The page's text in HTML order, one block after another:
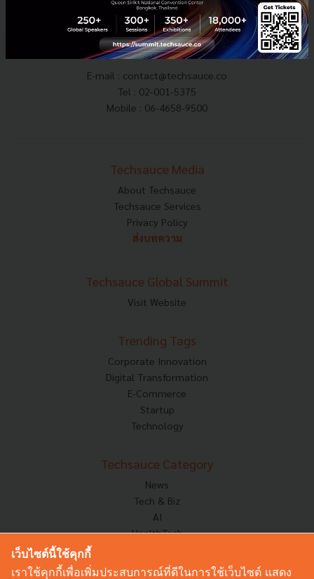
E-mail : contact@techsauce.co
Tel : 02-001-5375
Mobile : 06-4658-9500
Techsauce Media
About Techsauce
Techsauce Services
Privacy Policy
ส่งบทความ
Techsauce Global Summit
Visit Website
Trending Tags
Corporate Innovation
Digital Transformation
E-Commerce
Startup
Technology
Techsauce Category
News
Tech & Biz
AI
HealthTech
Corp Innov
เว็บไซต์นี้ใช้คุกกี้
เราใช้คุกกี้เพื่อเพิ่มประสบการณ์ที่ดีในการใช้เว็บไซต์ แสดง